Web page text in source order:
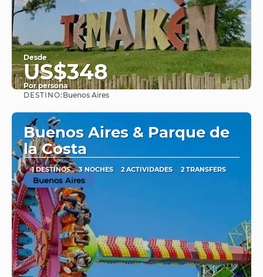
Desde
US$348
Por persona
DESTINO: Buenos Aires
Buenos Aires & Parque de
la Costa
1 DESTINOS 3 NOCHES 2 ACTIVIDADES 2 TRANSFERS
Buenos Aires